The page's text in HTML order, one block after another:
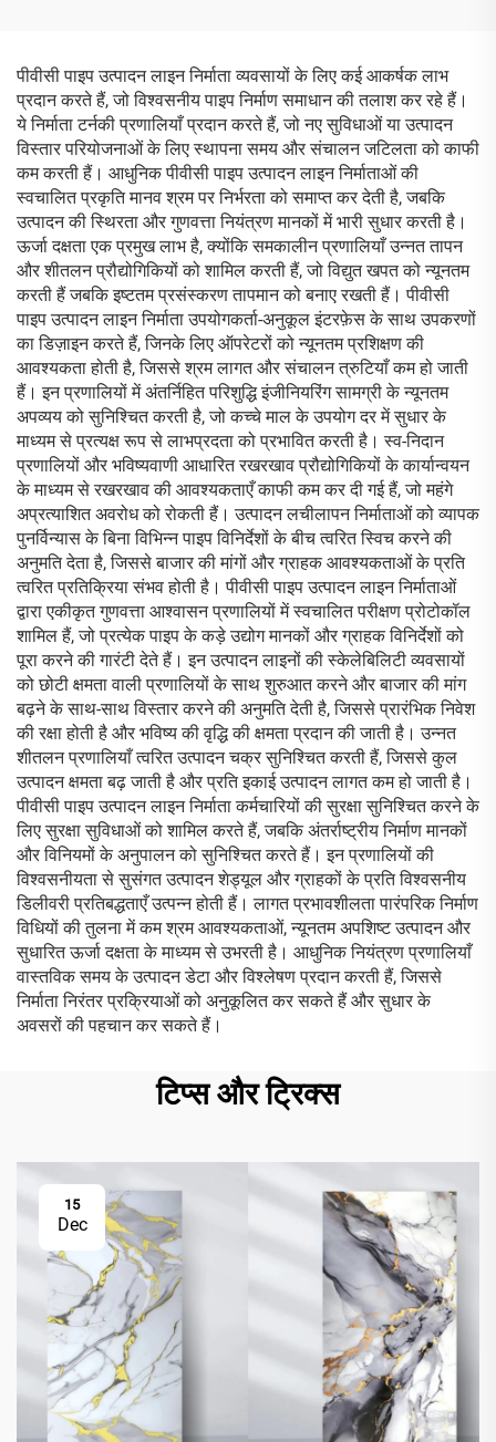
पीवीसी पाइप उत्पादन लाइन निर्माता व्यवसायों के लिए कई आकर्षक लाभ
प्रदान करते हैं, जो विश्वसनीय पाइप निर्माण समाधान की तलाश कर रहे हैं।
ये निर्माता टर्नकी प्रणालियाँ प्रदान करते हैं, जो नए सुविधाओं या उत्पादन
विस्तार परियोजनाओं के लिए स्थापना समय और संचालन जटिलता को काफी
कम करती हैं। आधुनिक पीवीसी पाइप उत्पादन लाइन निर्माताओं की
स्वचालित प्रकृति मानव श्रम पर निर्भरता को समाप्त कर देती है, जबकि
उत्पादन की स्थिरता और गुणवत्ता नियंत्रण मानकों में भारी सुधार करती है।
ऊर्जा दक्षता एक प्रमुख लाभ है, क्योंकि समकालीन प्रणालियाँ उन्नत तापन
और शीतलन प्रौद्योगिकियों को शामिल करती हैं, जो विद्युत खपत को न्यूनतम
करती हैं जबकि इष्टतम प्रसंस्करण तापमान को बनाए रखती हैं। पीवीसी
पाइप उत्पादन लाइन निर्माता उपयोगकर्ता-अनुकूल इंटरफ़ेस के साथ उपकरणों
का डिज़ाइन करते हैं, जिनके लिए ऑपरेटरों को न्यूनतम प्रशिक्षण की
आवश्यकता होती है, जिससे श्रम लागत और संचालन त्रुटियाँ कम हो जाती
हैं। इन प्रणालियों में अंतर्निहित परिशुद्धि इंजीनियरिंग सामग्री के न्यूनतम
अपव्यय को सुनिश्चित करती है, जो कच्चे माल के उपयोग दर में सुधार के
माध्यम से प्रत्यक्ष रूप से लाभप्रदता को प्रभावित करती है। स्व-निदान
प्रणालियों और भविष्यवाणी आधारित रखरखाव प्रौद्योगिकियों के कार्यान्वयन
के माध्यम से रखरखाव की आवश्यकताएँ काफी कम कर दी गई हैं, जो महंगे
अप्रत्याशित अवरोध को रोकती हैं। उत्पादन लचीलापन निर्माताओं को व्यापक
पुनर्विन्यास के बिना विभिन्न पाइप विनिर्देशों के बीच त्वरित स्विच करने की
अनुमति देता है, जिससे बाजार की मांगों और ग्राहक आवश्यकताओं के प्रति
त्वरित प्रतिक्रिया संभव होती है। पीवीसी पाइप उत्पादन लाइन निर्माताओं
द्वारा एकीकृत गुणवत्ता आश्वासन प्रणालियों में स्वचालित परीक्षण प्रोटोकॉल
शामिल हैं, जो प्रत्येक पाइप के कड़े उद्योग मानकों और ग्राहक विनिर्देशों को
पूरा करने की गारंटी देते हैं। इन उत्पादन लाइनों की स्केलेबिलिटी व्यवसायों
को छोटी क्षमता वाली प्रणालियों के साथ शुरुआत करने और बाजार की मांग
बढ़ने के साथ-साथ विस्तार करने की अनुमति देती है, जिससे प्रारंभिक निवेश
की रक्षा होती है और भविष्य की वृद्धि की क्षमता प्रदान की जाती है। उन्नत
शीतलन प्रणालियाँ त्वरित उत्पादन चक्र सुनिश्चित करती हैं, जिससे कुल
उत्पादन क्षमता बढ़ जाती है और प्रति इकाई उत्पादन लागत कम हो जाती है।
पीवीसी पाइप उत्पादन लाइन निर्माता कर्मचारियों की सुरक्षा सुनिश्चित करने के
लिए सुरक्षा सुविधाओं को शामिल करते हैं, जबकि अंतर्राष्ट्रीय निर्माण मानकों
और विनियमों के अनुपालन को सुनिश्चित करते हैं। इन प्रणालियों की
विश्वसनीयता से सुसंगत उत्पादन शेड्यूल और ग्राहकों के प्रति विश्वसनीय
डिलीवरी प्रतिबद्धताएँ उत्पन्न होती हैं। लागत प्रभावशीलता पारंपरिक निर्माण
विधियों की तुलना में कम श्रम आवश्यकताओं, न्यूनतम अपशिष्ट उत्पादन और
सुधारित ऊर्जा दक्षता के माध्यम से उभरती है। आधुनिक नियंत्रण प्रणालियाँ
वास्तविक समय के उत्पादन डेटा और विश्लेषण प्रदान करती हैं, जिससे
निर्माता निरंतर प्रक्रियाओं को अनुकूलित कर सकते हैं और सुधार के
अवसरों की पहचान कर सकते हैं।
टिप्स और ट्रिक्स
15
Dec